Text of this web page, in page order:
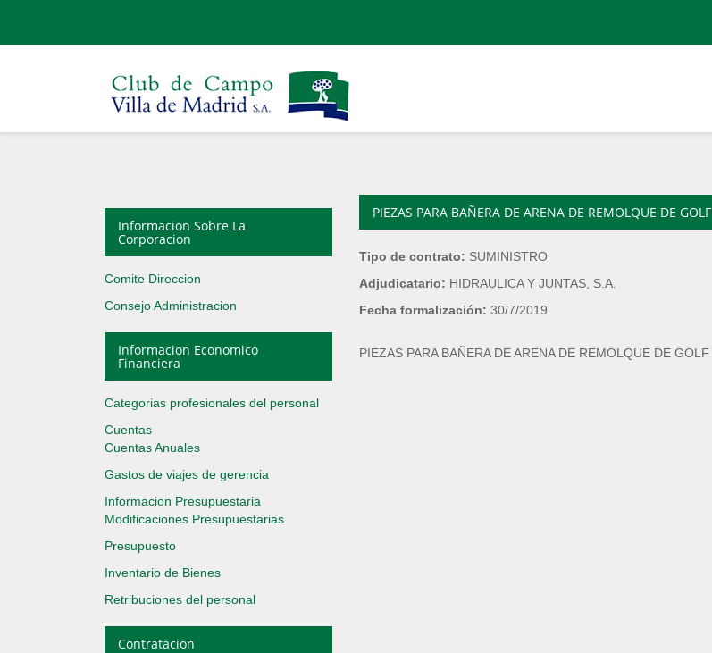
Informacion Sobre La
Corporacion
Comite Direccion
Consejo Administracion
Informacion Economico
Financiera
Categorias profesionales del personal
Cuentas
Cuentas Anuales
Gastos de viajes de gerencia
Informacion Presupuestaria
Modificaciones Presupuestarias
Presupuesto
Inventario de Bienes
Retribuciones del personal
Contratacion
PIEZAS PARA BAÑERA DE ARENA DE REMOLQUE DE GOLF
Tipo de contrato: SUMINISTRO
Adjudicatario: HIDRAULICA Y JUNTAS, S.A.
Fecha formalización: 30/7/2019
PIEZAS PARA BAÑERA DE ARENA DE REMOLQUE DE GOLF